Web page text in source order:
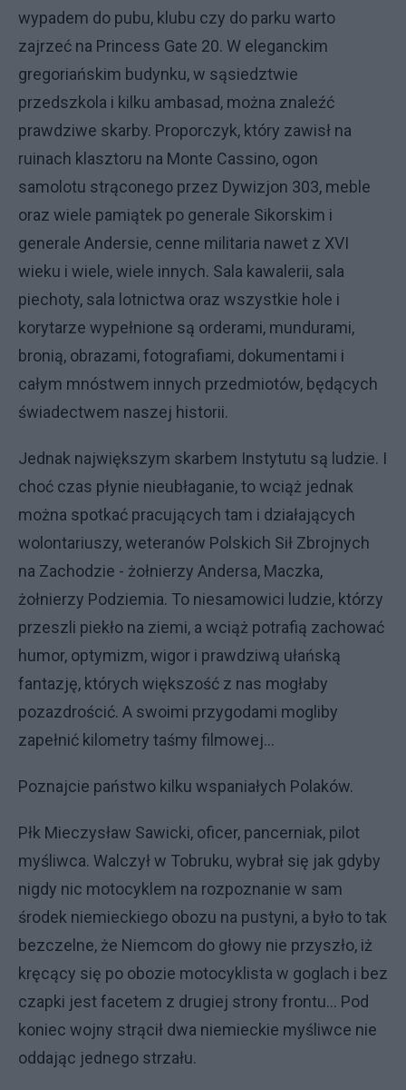
wypadem do pubu, klubu czy do parku warto
zajrzeć na Princess Gate 20. W eleganckim
gregoriańskim budynku, w sąsiedztwie
przedszkola i kilku ambasad, można znaleźć
prawdziwe skarby. Proporczyk, który zawisł na
ruinach klasztoru na Monte Cassino, ogon
samolotu strąconego przez Dywizjon 303, meble
oraz wiele pamiątek po generale Sikorskim i
generale Andersie, cenne militaria nawet z XVI
wieku i wiele, wiele innych. Sala kawalerii, sala
piechoty, sala lotnictwa oraz wszystkie hole i
korytarze wypełnione są orderami, mundurami,
bronią, obrazami, fotografiami, dokumentami i
całym mnóstwem innych przedmiotów, będących
świadectwem naszej historii.
Jednak największym skarbem Instytutu są ludzie. I
choć czas płynie nieubłaganie, to wciąż jednak
można spotkać pracujących tam i działających
wolontariuszy, weteranów Polskich Sił Zbrojnych
na Zachodzie - żołnierzy Andersa, Maczka,
żołnierzy Podziemia. To niesamowici ludzie, którzy
przeszli piekło na ziemi, a wciąż potrafią zachować
humor, optymizm, wigor i prawdziwą ułańską
fantazję, których większość z nas mogłaby
pozazdrościć. A swoimi przygodami mogliby
zapełnić kilometry taśmy filmowej...
Poznajcie państwo kilku wspaniałych Polaków.
Płk Mieczysław Sawicki, oficer, pancerniak, pilot
myśliwca. Walczył w Tobruku, wybrał się jak gdyby
nigdy nic motocyklem na rozpoznanie w sam
środek niemieckiego obozu na pustyni, a było to tak
bezczelne, że Niemcom do głowy nie przyszło, iż
kręcący się po obozie motocyklista w goglach i bez
czapki jest facetem z drugiej strony frontu... Pod
koniec wojny strącił dwa niemieckie myśliwce nie
oddając jednego strzału.